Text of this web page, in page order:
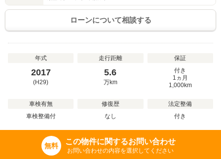
ローンについて相談する
年式
2017
(H29)
走行距離
5.6
万km
保証
付き
1ヵ月
1,000km
車検有無
車検整備付
修復歴
なし
法定整備
付き
無料 この物件に関するお問い合わせ
お問い合わせの内容を選択してください